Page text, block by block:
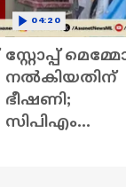
സ്റ്റോപ്പ്
നൽകിയതിന്
ഭീഷണി;
സിപിഎം
04:20